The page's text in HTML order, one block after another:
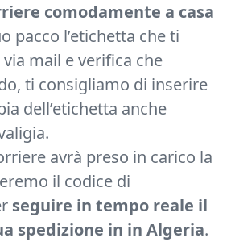
comodamente a casa
pacco l’etichetta che ti
mail e verifica che
ti consigliamo di inserire
dell’etichetta anche
avrà preso in carico la
il codice di
seguire in tempo reale il
spedizione in in Algeria.